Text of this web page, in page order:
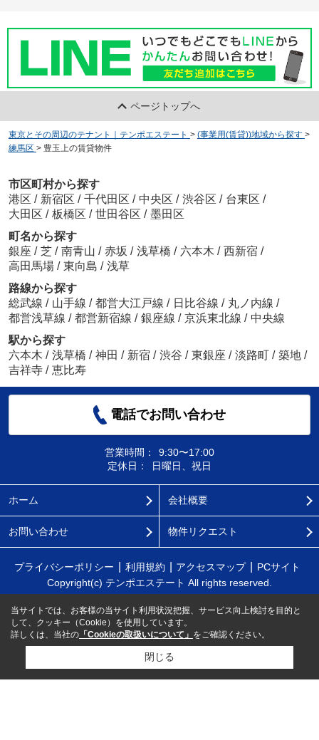
ページトップへ
東京とその周辺のテナント｜テンポエステート > (事業用(賃貸))地域から探す >
練馬区 > 豊玉上の賃貸物件
市区町村から探す
港区 / 新宿区 / 千代田区 / 中央区 / 渋谷区 / 台東区 /
大田区 / 板橋区 / 世田谷区 / 墨田区
町名から探す
銀座 / 芝 / 南青山 / 赤坂 / 浅草橋 / 六本木 / 西新宿 /
高田馬場 / 東向島 / 浅草
路線から探す
総武線 / 山手線 / 都営大江戸線 / 日比谷線 / 丸ノ内線 /
都営浅草線 / 都営新宿線 / 銀座線 / 京浜東北線 / 中央線
駅から探す
六本木 / 浅草橋 / 神田 / 新宿 / 渋谷 / 東銀座 / 淡路町 / 築地 /
吉祥寺 / 恵比寿
電話でお問い合わせ
営業時間：
9:30〜17:00
定休日：
日曜日、祝日
ホーム 会社概要
お問い合わせ 物件リクエスト
プライバシーポリシー 利用規約 アクセスマップ
PCサイト
Copyright(c) テンポエステート All rights reserved.
当サイトでは、お客様の当サイト利用状況把握、サービス向上検討を目的と
して、クッキー（Cookie）を使用しています。
詳しくは、当社の 「Cookieの取扱いについて」 をご確認ください。
閉じる